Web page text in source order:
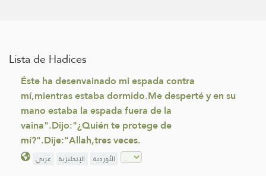
Lista de Hadices
Éste ha desenvainado mi espada contra
mí,mientras estaba dormido.Me desperté y en su
mano estaba la espada fuera de la
vaina".Dijo:"¿Quién te protege de
mí?".Dije:"Allah,tres veces.
عربي الإنجليزية الأوردية